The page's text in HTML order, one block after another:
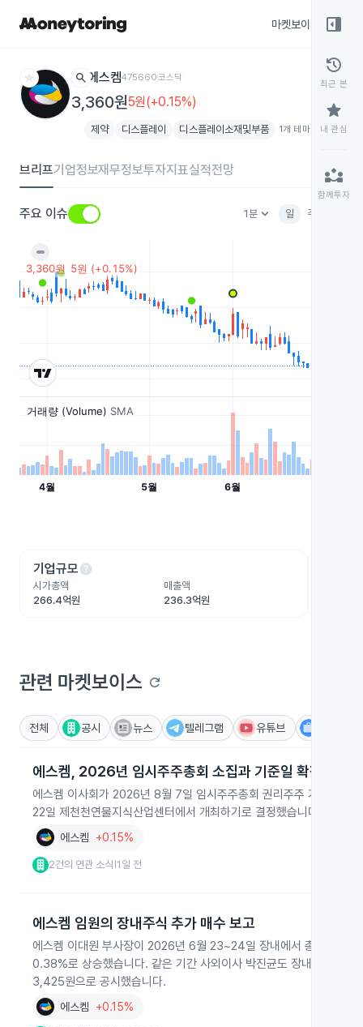
마켓보이스
star search 에스켐475660코스닥
3,360원5원(+0.15%)
제약 디스플레이 디스플레이소재및부품 1개 테마 더보기add
브리프기업정보재무정보투자지표실적전망
주요 이슈 1분keyboard_arrow_down 일 주
기업규모help
시가총액
266.4억원
매출액
236.3억원
관련 마켓보이스 refresh
전체 공시 뉴스 텔레그램 유튜브
에스켐, 2026년 임시주주총회 소집과 기준일 확정
에스켐 이사회가 2026년 8월 7일 임시주주총회 권리주주 기준일을
22일 제천천연물지식산업센터에서 개최하기로 결정했습니다.
에스켐 +0.15%
2건의 연관 소식 1일 전
에스켐 임원의 장내주식 추가 매수 보고
에스켐 이대원 부사장이 2026년 6월 23~24일 장내에서 총 2,000
0.38%로 상승했습니다. 같은 기간 사외이사 박진균도 장내매수로
3,425원으로 공시했습니다.
에스켐 +0.15%
right_panel_open
history
최근 본
star
내 관심
partner_exchange
함께투자